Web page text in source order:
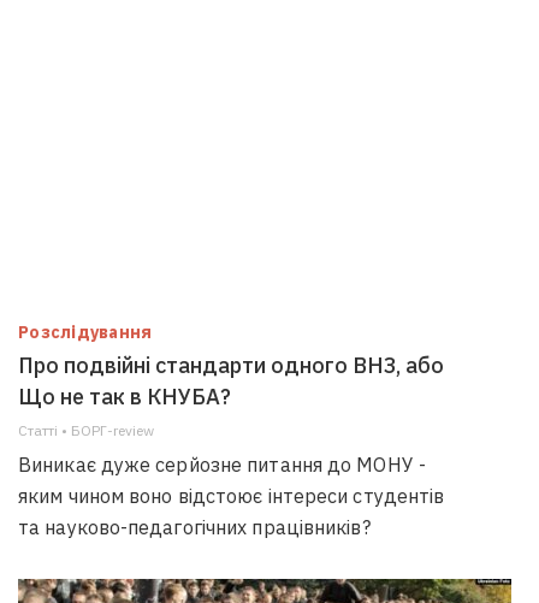
Розслідування
Про подвійні стандарти одного ВНЗ, або
Що не так в КНУБА?
Статті • БОРГ-review
Виникає дуже серйозне питання до МОНУ -
яким чином воно відстоює інтереси студентів
та науково-педагогічних працівників?